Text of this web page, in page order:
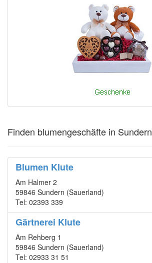
Finden blumengeschäfte in Sundern
Blumen Klute
Am Halmer 2
59846 Sundern (Sauerland)
Tel: 02393 339
Gärtnerei Klute
Am Rehberg 1
59846 Sundern (Sauerland)
Tel: 02933 31 51